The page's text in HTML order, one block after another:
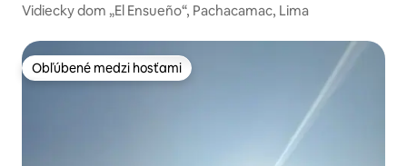
Vidiecky dom „El Ensueño“, Pachacamac, Lima
Obľúbené medzi hosťami
Obľúbené medzi hosťami